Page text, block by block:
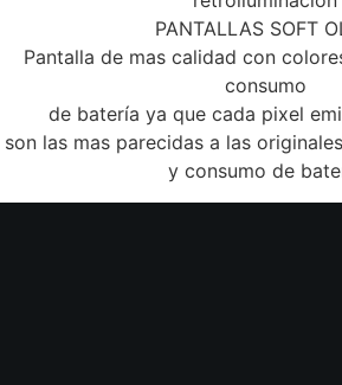
PANTALLAS SOFT
Pantalla de mas calidad con
consumo
de batería ya que cada pixel
son las mas parecidas a las
y consumo de